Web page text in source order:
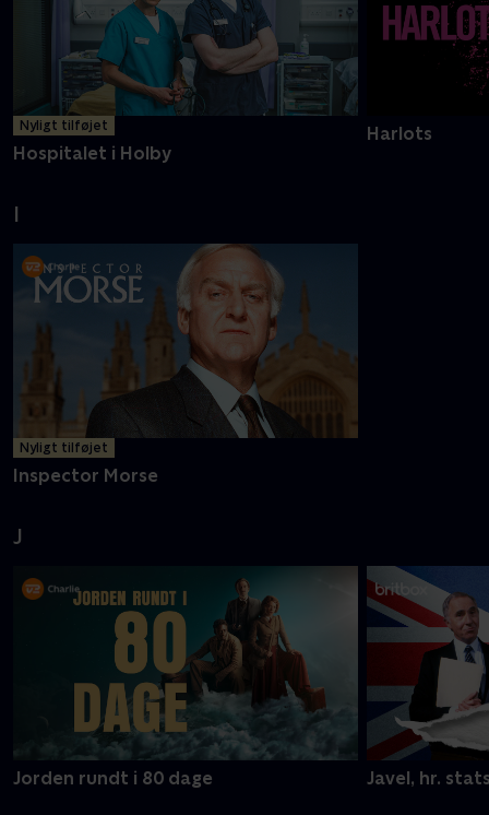
Nyligt tilføjet
Hospitalet i Holby
Harlots
I
Nyligt tilføjet
Inspector Morse
J
Jorden rundt i 80 dage Javel, hr.